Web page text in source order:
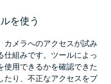
を使う
カメラへのアクセスが試み
仕組みです。ツールによっ
使用できるかを確認できた
たり、不正なアクセスをブ